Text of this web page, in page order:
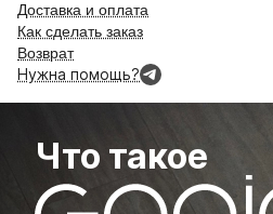
Доставка и оплата
Как сделать заказ
Возврат
Нужна помощь?
Что такое